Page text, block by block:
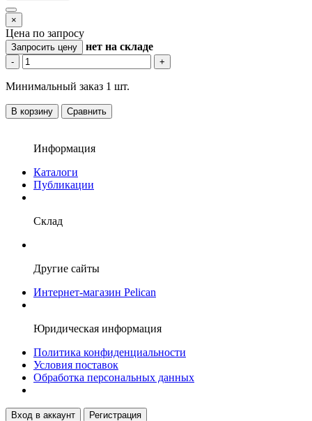
×
Цена по запросу
Запросить цену нет на складе
- +
Минимальный заказ 1 шт.
В корзину Сравнить
Информация
Каталоги
Публикации
Склад
Другие сайты
Интернет-магазин Pelican
Юридическая информация
Политика конфиденциальности
Условия поставок
Обработка персональных данных
Вход в аккаунт
Регистрация